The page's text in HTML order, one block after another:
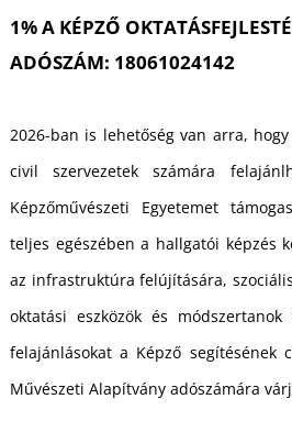
1% A KÉPZŐ
ADÓSZÁM: 18061024142
2026-ban is lehetőség van arra,
civil szervezetek számára
Képzőművészeti Egyetemet
teljes egészében a hallgatói képzés
az infrastruktúra felújítására,
oktatási eszközök és
felajánlásokat a Képző segítésének
Művészeti Alapítvány adószámára